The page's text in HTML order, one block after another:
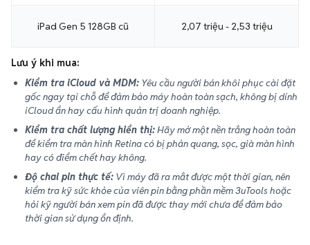
iPad Gen 5 128GB cũ 2,07 triệu - 2,53 triệu
Lưu ý khi mua:
Kiểm tra iCloud và MDM: Yêu cầu người bán khôi phục cài đặt
gốc ngay tại chỗ để đảm bảo máy hoàn toàn sạch, không bị dính
iCloud ẩn hay cấu hình quản trị doanh nghiệp.
Kiểm tra chất lượng hiển thị:Hãy mở một nền trắng hoàn toàn
để kiểm tra màn hình Retina có bị phản quang, sọc, già màn hình
hay có điểm chết hay không.
Độ chai pin thực tế: Vì máy đã ra mắt được một thời gian, nên
kiểm tra kỹ sức khỏe của viên pin bằng phần mềm 3uTools hoặc
hỏi kỹ người bán xem pin đã được thay mới chưa để đảm bảo
thời gian sử dụng ổn định.